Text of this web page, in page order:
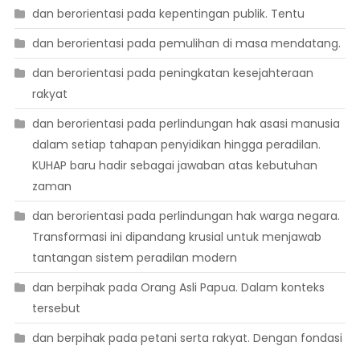
dan berorientasi pada kepentingan publik. Tentu
dan berorientasi pada pemulihan di masa mendatang.
dan berorientasi pada peningkatan kesejahteraan
rakyat
dan berorientasi pada perlindungan hak asasi manusia
dalam setiap tahapan penyidikan hingga peradilan.
KUHAP baru hadir sebagai jawaban atas kebutuhan
zaman
dan berorientasi pada perlindungan hak warga negara.
Transformasi ini dipandang krusial untuk menjawab
tantangan sistem peradilan modern
dan berpihak pada Orang Asli Papua. Dalam konteks
tersebut
dan berpihak pada petani serta rakyat. Dengan fondasi